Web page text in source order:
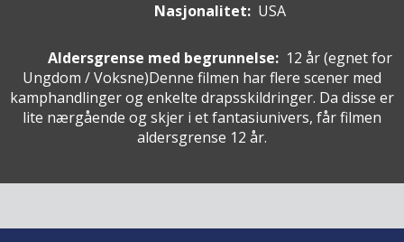
Nasjonalitet: USA
Aldersgrense med begrunnelse: 12 år(egnet for
Ungdom / Voksne)Denne filmen har flere scener med
kamphandlinger og enkelte drapsskildringer. Da disse er
lite nærgående og skjer i et fantasiunivers, får filmen
aldersgrense 12 år.